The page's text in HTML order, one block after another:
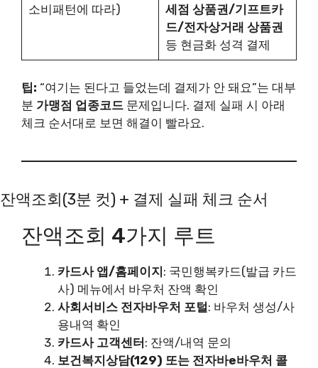
소비패턴에 따라)
세점 상품권/기프트카
드/전자상거래 상품권
등 현금화 성격 결제
팁: “여기는 된다고 들었는데 결제가 안 돼요”는 대부
분 가맹점 업종코드 문제입니다. 결제 실패 시 아래
체크 순서대로 보면 해결이 빨라요.
잔액조회(3분 컷) + 결제 실패 체크 순서
잔액조회 4가지 루트
카드사 앱/홈페이지: 국민행복카드(발급 카드
사) 메뉴에서 바우처 잔액 확인
사회서비스 전자바우처 포털: 바우처 생성/사
용내역 확인
카드사 고객센터: 잔액/내역 문의
보건복지상담(129) 또는 전자바e바우처 콜